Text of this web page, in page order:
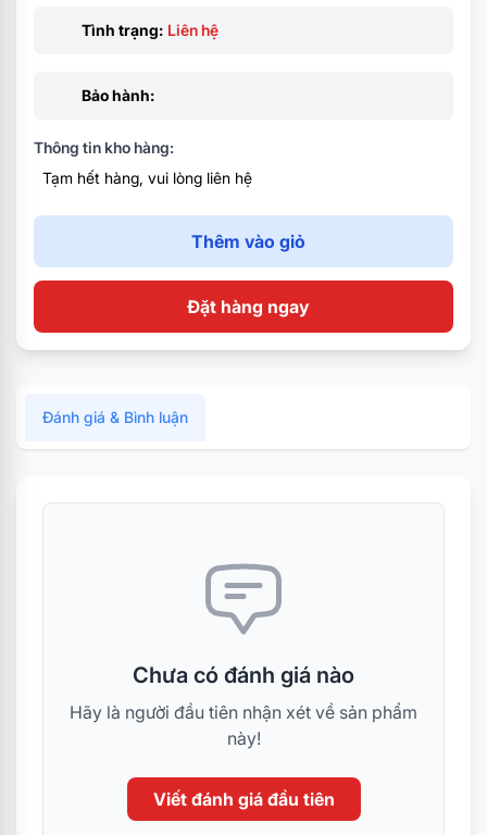
Tình trạng: Liên hệ
Bảo hành:
Thông tin kho hàng:
Tạm hết hàng, vui lòng liên hệ
Thêm vào giỏ
Đặt hàng ngay
Đánh giá & Bình luận
Chưa có đánh giá nào
Hãy là người đầu tiên nhận xét về sản phẩm
này!
Viết đánh giá đầu tiên